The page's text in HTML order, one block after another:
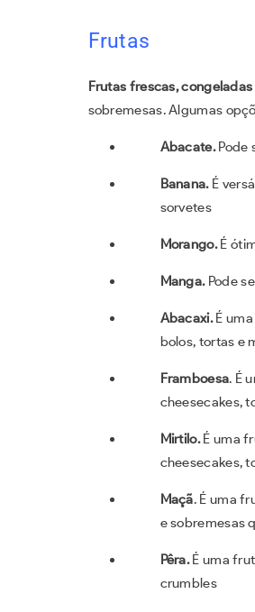
Frutas
Frutas frescas,
sobremesas. Algumas
Abacate.Pode
Banana.É
sorvetes
Morango.É
Manga.Pode
Abacaxi.É
bolos, tortas e
Framboesa. É
cheesecakes,
Mirtilo.É uma
cheesecakes,
Maçã. É uma
e sobremesas
Pêra.É uma
crumbles